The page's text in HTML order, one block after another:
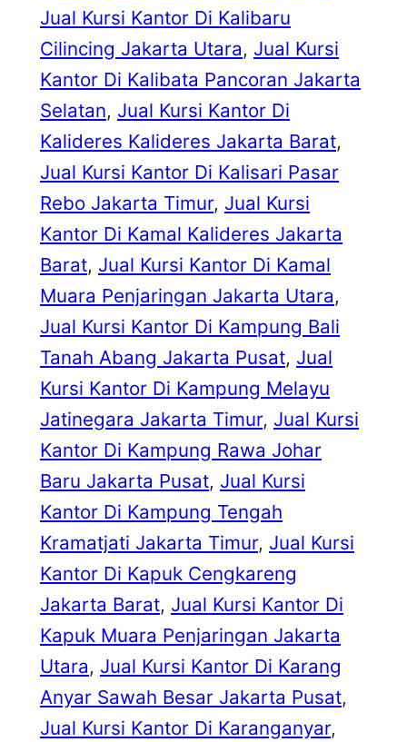
Jual Kursi Kantor Di Kalibaru
Cilincing Jakarta Utara, Jual Kursi
Kantor Di Kalibata Pancoran Jakarta
Selatan, Jual Kursi Kantor Di
Kalideres Kalideres Jakarta Barat
Jual Kursi Kantor Di Kalisari Pasar
Rebo Jakarta Timur, Jual Kursi
Kantor Di Kamal Kalideres Jakarta
Barat, Jual Kursi Kantor Di Kamal
Muara Penjaringan Jakarta Utara
Jual Kursi Kantor Di Kampung Bali
Tanah Abang Jakarta Pusat, Jual
Kursi Kantor Di Kampung Melayu
Jatinegara Jakarta Timur, Jual Kursi
Kantor Di Kampung Rawa Johar
Baru Jakarta Pusat, Jual Kursi
Kantor Di Kampung Tengah
Kramatjati Jakarta Timur, Jual Kursi
Kantor Di Kapuk Cengkareng
Jakarta Barat, Jual Kursi Kantor Di
Kapuk Muara Penjaringan Jakarta
Utara, Jual Kursi Kantor Di Karang
Anyar Sawah Besar Jakarta Pusat
Jual Kursi Kantor Di Karanganyar